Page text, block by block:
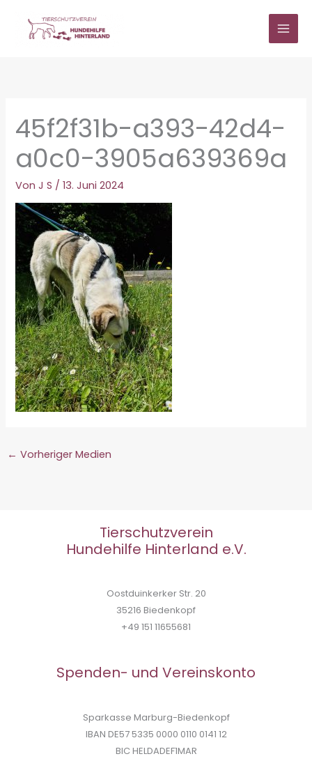
springen
45f2f31b-a393-42d4-
a0c0-3905a639369a
VonJ S /13. Juni 2024
← Vorheriger Medien
Tierschutzverein
Hundehilfe Hinterland e.V.
Oostduinkerker Str. 20
35216 Biedenkopf
+49 151 11655681
Spenden- und Vereinskonto
Sparkasse Marburg-Biedenkopf
IBAN DE57 5335 0000 0110 0141 12
BIC HELDADEF1MAR